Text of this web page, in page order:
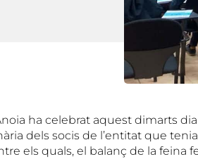
ha celebrat aquest dimarts
dels socis de l’entitat que
els quals, el balanç de la feina